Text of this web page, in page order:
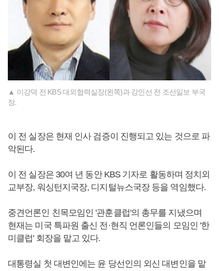
▲ 이강덕 전 KBS 대외협력실장(왼쪽)과 강인선 전 조선일보 부국
장.
이 전 실장은 현재 인사 검증이 진행되고 있는 것으로 파
악된다.
이 전 실장은 30여 년 동안 KBS 기자로 활동하며 정치외
교부장, 워싱턴지국장, 디지털뉴스국장 등을 역임했다.
중견언론인 친목모임인 '관훈클럽'의 총무를 지냈으며
현재는 미국 특파원 출신 전·현직 언론인들의 모임인 '한
미클럽' 회장을 맡고 있다.
대통령실 첫 대변인에는 윤 당선인의 외신 대변인을 맡